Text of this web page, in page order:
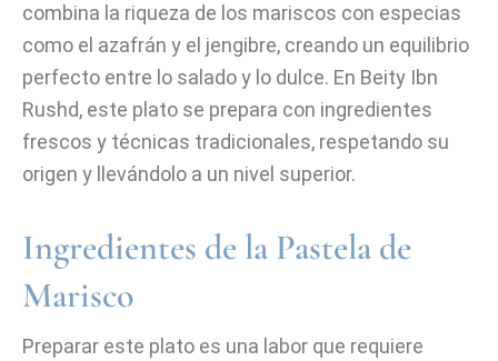
combina la riqueza de los mariscos con especias
como el azafrán y el jengibre, creando un equilibrio
perfecto entre lo salado y lo dulce. En Beity Ibn
Rushd, este plato se prepara con ingredientes
frescos y técnicas tradicionales, respetando su
origen y llevándolo a un nivel superior.
Ingredientes de la Pastela de
Marisco
Preparar este plato es una labor que requiere